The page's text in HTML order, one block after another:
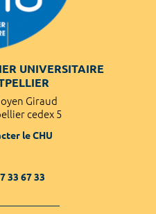
UNIVERSITAIRE
Giraud
cedex 5
le CHU
33 67 33